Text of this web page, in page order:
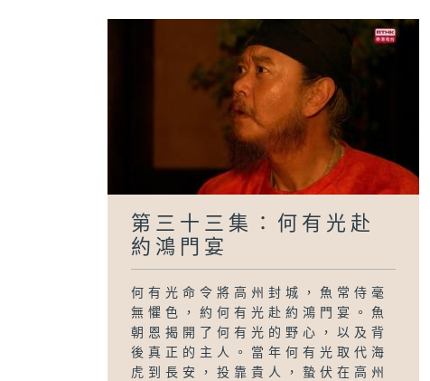
第三十三集：何有光赴
約鴻門宴
何有光命令將高州封城，魚常侍毫
無懼色，約何有光赴約鴻門宴。魚
朝恩揭開了何有光的野心，以及背
後真正的主人。當年何有光取代海
虎到長安，投靠貴人，蟄伏在高州